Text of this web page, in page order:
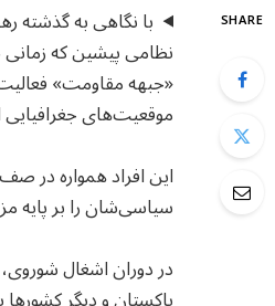
SHARE
با نگاهی به گذشته
نظامی پیشین که زمانی
«جبهه مقاومت»
موقعیت‌های
این افراد همواره در
سیاسی‌شان را بر پایه
در دوران اشغال